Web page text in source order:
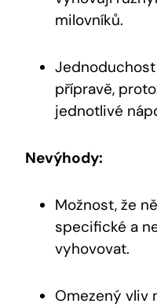
milovníků.
přípravě,
jednotlivé
Nevýhody:
Možnost,‍ že
specifické a
vyhovovat.
Omezený ⁤vliv